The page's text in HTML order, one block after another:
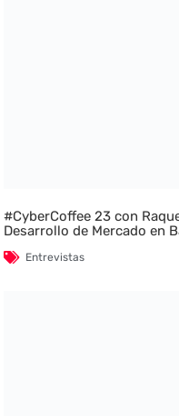
#CyberCoffee 23 con
Desarrollo de Mercado en
Entrevistas